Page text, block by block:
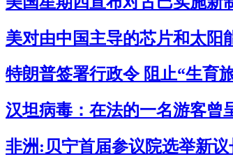
美对由中国主导的芯片和太阳
特朗普签署行政令 阻止“生育
汉坦病毒：在法的一名游客曾
非洲:贝宁首届参议院选举新